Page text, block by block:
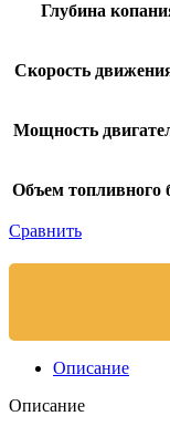
Глубина
Скорость
Мощность
Объем топливного
Сравнить
Описание
Описание